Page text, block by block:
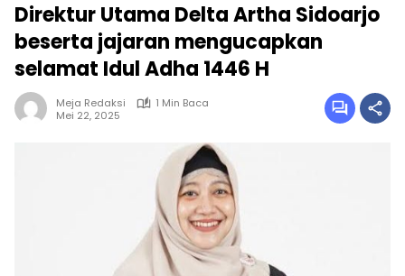
Direktur Utama Delta Artha Sidoarjo
beserta jajaran mengucapkan
selamat Idul Adha 1446 H
Meja Redaksi
1 Min Baca
Mei 22, 2025